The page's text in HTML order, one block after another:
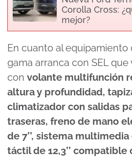
Corolla Cross:
mejor?
En cuanto al equipamiento
gama arranca con SEL
con volante multifunción
altura y profundidad,
climatizador con salidas
traseras, freno de mano
de 7’’, sistema
táctil de 12,3’’